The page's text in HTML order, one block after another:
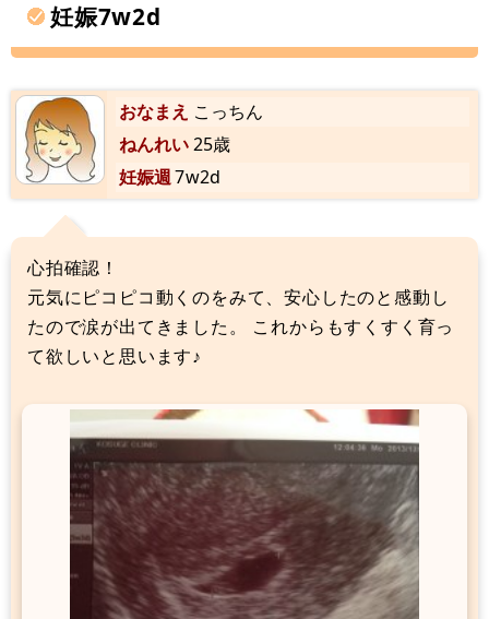
妊娠7w2d
おなまえ こっちん
ねんれい25歳
妊娠週7w2d
心拍確認！
元気にピコピコ動くのをみて、安心したのと感動し
たので涙が出てきました。 これからもすくすく育っ
て欲しいと思います♪